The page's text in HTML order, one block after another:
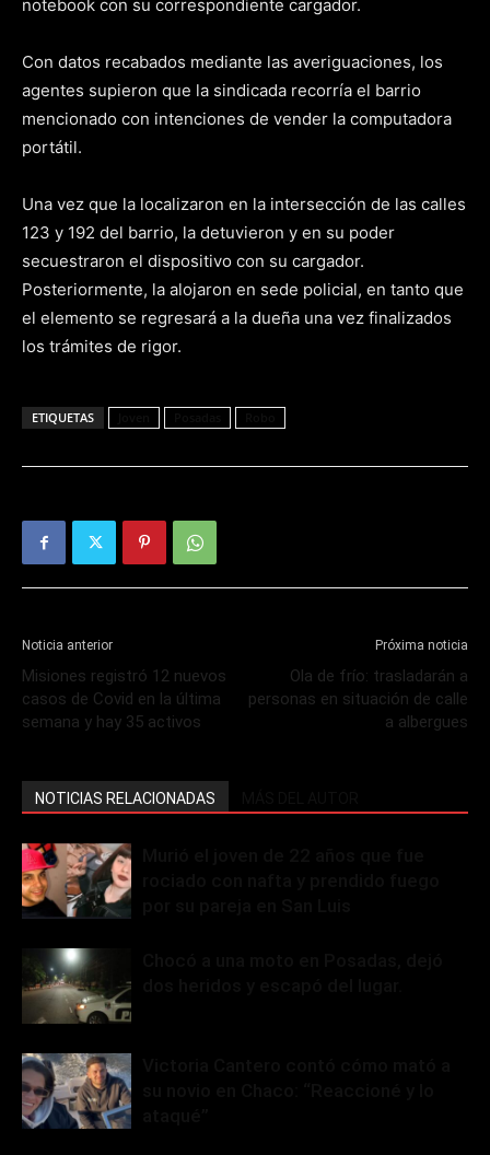
notebook con su correspondiente cargador.
Con datos recabados mediante las averiguaciones, los
agentes supieron que la sindicada recorría el barrio
mencionado con intenciones de vender la computadora
portátil.
Una vez que la localizaron en la intersección de las calles
123 y 192 del barrio, la detuvieron y en su poder
secuestraron el dispositivo con su cargador.
Posteriormente, la alojaron en sede policial, en tanto que
el elemento se regresará a la dueña una vez finalizados
los trámites de rigor.
ETIQUETAS
Noticia anterior
Misiones registró 12 nuevos
casos de Covid en la última
semana y hay 35 activos
Próxima noticia
Ola de frío: trasladarán a
personas en situación de calle
a albergues
NOTICIAS RELACIONADAS